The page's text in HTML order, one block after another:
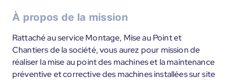
À propos de la mission
Rattaché au service Montage, Mise au Point et
Chantiers de la société, vous aurez pour mission de
réaliser la mise au point des machines et la maintenance
préventive et corrective des machines installées sur site